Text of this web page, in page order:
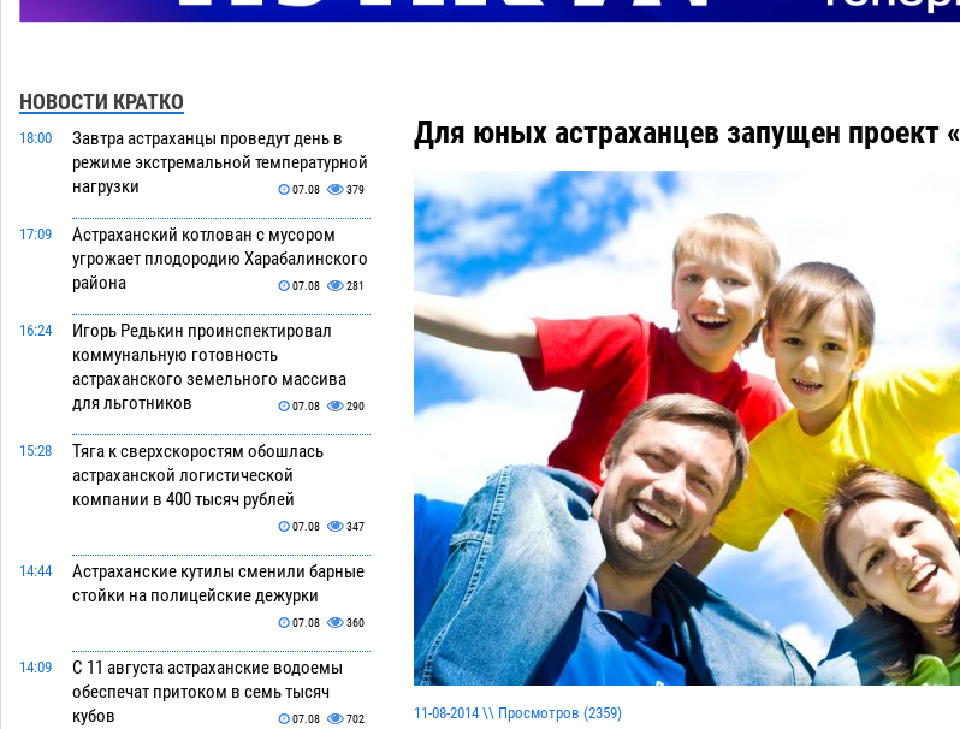
НОВОСТИ КРАТКО
18:00
Завтра астраханцы проведут день в
режиме экстремальной температурной
нагрузки
07.08 379
17:09
Астраханский котлован с мусором
угрожает плодородию Харабалинского
района
07.08 281
16:24
Игорь Редькин проинспектировал
коммунальную готовность
астраханского земельного массива
для льготников
07.08 290
15:28
Тяга к сверхскоростям обошлась
астраханской логистической
компании в 400 тысяч рублей
07.08 347
14:44
Астраханские кутилы сменили барные
стойки на полицейские дежурки
07.08 360
14:09
С 11 августа астраханские водоемы
обеспечат притоком в семь тысяч
кубов
07.08 702
Для юных астраханцев запущен проект
11-08-2014 \\ Просмотров (2359)